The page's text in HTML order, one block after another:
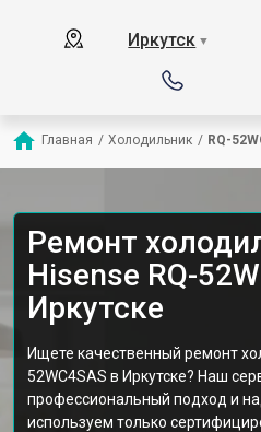
Иркутск ▼
Главная / Холодильник / RQ-
Ремонт
Hisense RQ-
Иркутске
Ищете качественный ремонт
52WC4SAS в Иркутске? Наш
профессиональный подход и
используем только